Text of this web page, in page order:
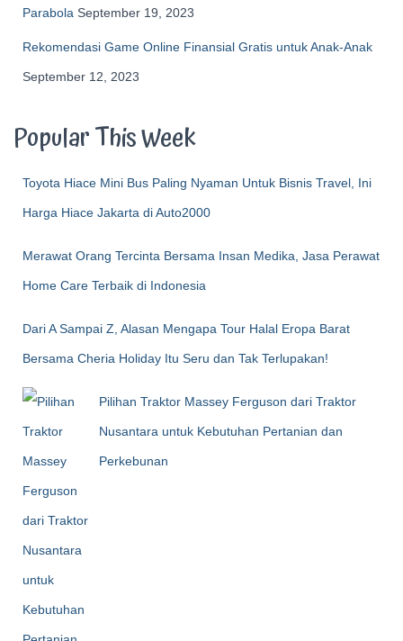
Parabola September 19, 2023
Rekomendasi Game Online Finansial Gratis untuk Anak-Anak
September 12, 2023
Popular This Week
Toyota Hiace Mini Bus Paling Nyaman Untuk Bisnis Travel, Ini
Harga Hiace Jakarta di Auto2000
Merawat Orang Tercinta Bersama Insan Medika, Jasa Perawat
Home Care Terbaik di Indonesia
Dari A Sampai Z, Alasan Mengapa Tour Halal Eropa Barat
Bersama Cheria Holiday Itu Seru dan Tak Terlupakan!
Pilihan Traktor Massey Ferguson dari Traktor
Nusantara untuk Kebutuhan Pertanian dan
Perkebunan